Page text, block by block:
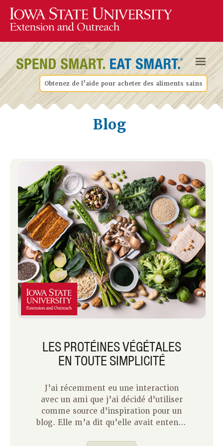
Obtenez de l’aide pour acheter des aliments sains
Blog
LES PROTÉINES VÉGÉTALES
EN TOUTE SIMPLICITÉ
J’ai récemment eu une interaction
avec un ami que j’ai décidé d’utiliser
comme source d’inspiration pour un
blog. Elle m’a dit qu’elle avait entendu